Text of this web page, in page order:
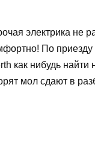
электрика не
По приезду
как нибудь найти
мол сдают в